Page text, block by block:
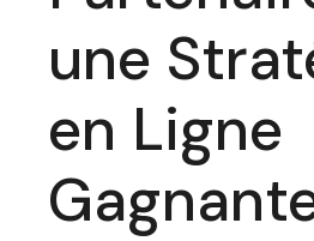
une
en Ligne